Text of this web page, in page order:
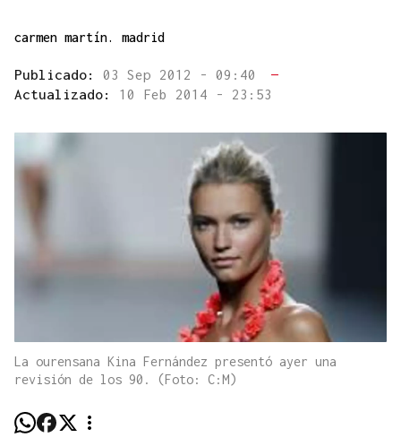
carmen martín. madrid
Publicado: 03 Sep 2012 - 09:40
—
Actualizado: 10 Feb 2014 - 23:53
La ourensana Kina Fernández presentó ayer una
revisión de los 90. (Foto: C:M)